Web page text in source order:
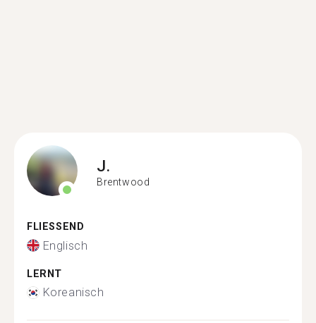
J.
Brentwood
FLIESSEND
Englisch
LERNT
Koreanisch